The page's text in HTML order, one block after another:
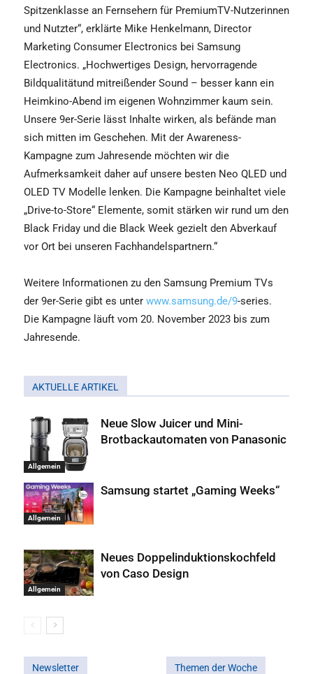
Spitzenklasse an Fernsehern für PremiumTV-Nutzerinnen
und Nutzter“, erklärte Mike Henkelmann, Director
Marketing Consumer Electronics bei Samsung
Electronics. „Hochwertiges Design, hervorragende
Bildqualitätund mitreißender Sound – besser kann ein
Heimkino-Abend im eigenen Wohnzimmer kaum sein.
Unsere 9er-Serie lässt Inhalte wirken, als befände man
sich mitten im Geschehen. Mit der Awareness-
Kampagne zum Jahresende möchten wir die
Aufmerksamkeit daher auf unsere besten Neo QLED und
OLED TV Modelle lenken. Die Kampagne beinhaltet viele
„Drive-to-Store“ Elemente, somit stärken wir rund um den
Black Friday und die Black Week gezielt den Abverkauf
vor Ort bei unseren Fachhandelspartnern.“
Weitere Informationen zu den Samsung Premium TVs
der 9er-Serie gibt es unter www.samsung.de/9-series.
Die Kampagne läuft vom 20. November 2023 bis zum
Jahresende.
AKTUELLE ARTIKEL
Allgemein
Neue Slow Juicer und Mini-
Brotbackautomaten von Panasonic
Allgemein
Samsung startet „Gaming Weeks“
Allgemein
Neues Doppelinduktionskochfeld
von Caso Design
Newsletter Themen der Woche